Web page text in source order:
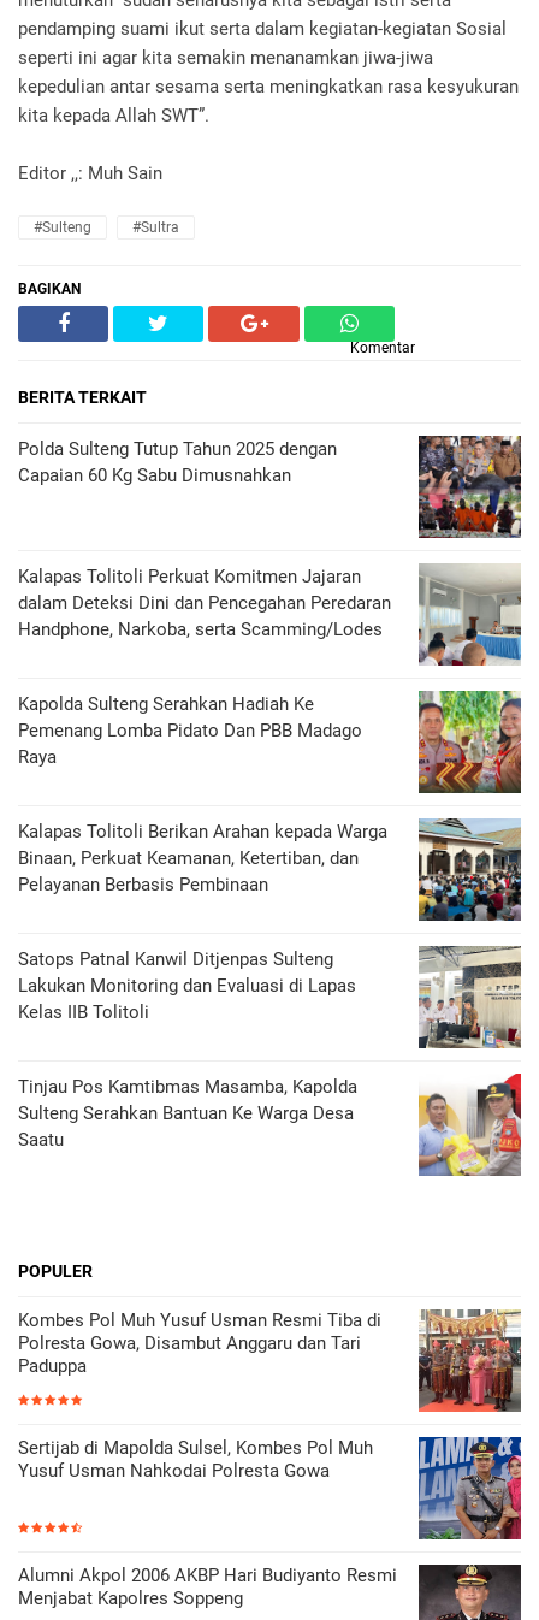
pendamping suami ikut serta dalam kegiatan-kegiatan Sosial
seperti ini agar kita semakin menanamkan jiwa-jiwa
kepedulian antar sesama serta meningkatkan rasa kesyukuran
kita kepada Allah SWT”.
Editor ,,: Muh Sain
#Sulteng #Sultra
BAGIKAN
Komentar
BERITA TERKAIT
Polda Sulteng Tutup Tahun 2025 dengan
Capaian 60 Kg Sabu Dimusnahkan
Kalapas Tolitoli Perkuat Komitmen Jajaran
dalam Deteksi Dini dan Pencegahan Peredaran
Handphone, Narkoba, serta Scamming/Lodes
Kapolda Sulteng Serahkan Hadiah Ke
Pemenang Lomba Pidato Dan PBB Madago
Raya
Kalapas Tolitoli Berikan Arahan kepada Warga
Binaan, Perkuat Keamanan, Ketertiban, dan
Pelayanan Berbasis Pembinaan
Satops Patnal Kanwil Ditjenpas Sulteng
Lakukan Monitoring dan Evaluasi di Lapas
Kelas IIB Tolitoli
Tinjau Pos Kamtibmas Masamba, Kapolda
Sulteng Serahkan Bantuan Ke Warga Desa
Saatu
POPULER
Kombes Pol Muh Yusuf Usman Resmi Tiba di
Polresta Gowa, Disambut Anggaru dan Tari
Paduppa
Sertijab di Mapolda Sulsel, Kombes Pol Muh
Yusuf Usman Nahkodai Polresta Gowa
Alumni Akpol 2006 AKBP Hari Budiyanto Resmi
Menjabat Kapolres Soppeng